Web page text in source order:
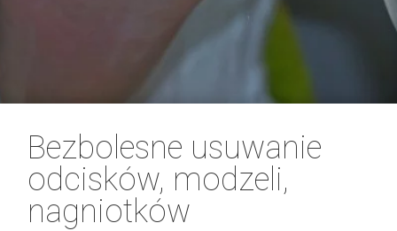
Bezbolesne usuwanie
odcisków, modzeli,
nagniotków